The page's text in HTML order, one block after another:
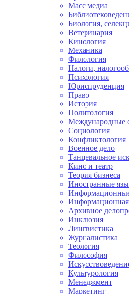
Масс медиа
Биология,
Ветеринария
Кинология
Механика
Филология
Налоги,
Психология
Юриспруденция
Право
История
Политология
Международные
Социология
Конфликтология
Военное дело
Танцевальное
Кино и театр
Теория бизнеса
Иностранные
Информационная
Архивное
Инклюзия
Лингвистика
Журналистика
Теология
Философия
Культурология
Менеджмент
Маркетинг